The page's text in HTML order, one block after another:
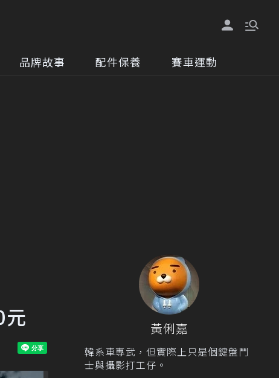
品牌故事 配件保養 賽車運動
黃俐嘉
韓系車專武，但實際上只是個鍵盤鬥
士與攝影打工仔。